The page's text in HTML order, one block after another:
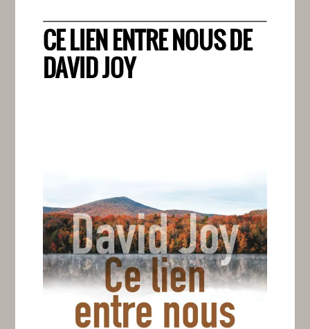
CE LIEN ENTRE NOUS DE
DAVID JOY